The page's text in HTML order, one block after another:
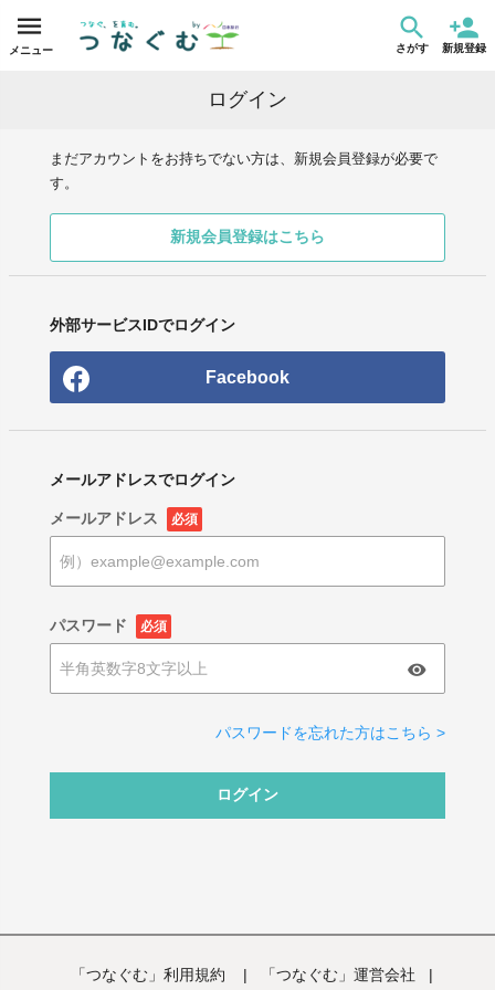
メニュー さがす 新規登録
ログイン
まだアカウントをお持ちでない方は、新規会員登録が必要で
す。
新規会員登録はこちら
外部サービスIDでログイン
Facebook
メールアドレスでログイン
メールアドレス 必須
パスワード 必須
パスワードを忘れた方はこちら >
ログイン
「つなぐむ」利用規約 | 「つなぐむ」運営会社 |